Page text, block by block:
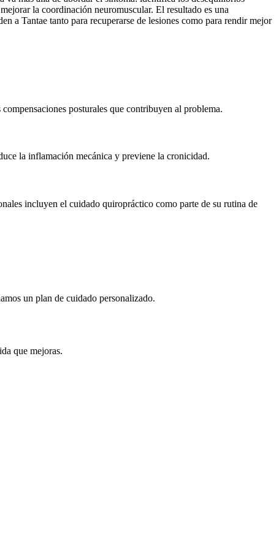
la coordinación neuromuscular. El resultado es una
a Tantae tanto para recuperarse de lesiones como para rendir mejor
posturales que contribuyen al problema.
la inflamación mecánica y previene la cronicidad.
incluyen el cuidado quiropráctico como parte de su rutina de
un plan de cuidado personalizado.
que mejoras.